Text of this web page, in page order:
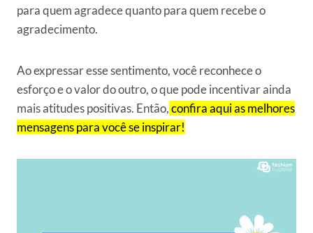
para quem agradece quanto para quem recebe o
agradecimento.
Ao expressar esse sentimento, você reconhece o
esforço e o valor do outro, o que pode incentivar ainda
mais atitudes positivas. Então,confira aqui as melhores
mensagens para você se inspirar!